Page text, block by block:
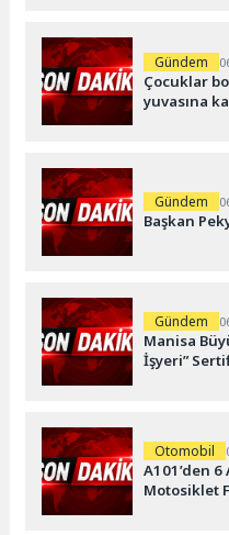
Gündem
Çocuklar
yuvasına
Gündem
Başkan
Gündem
Manisa
İşyeri”
Otomobil
A101’den 6
Motosiklet